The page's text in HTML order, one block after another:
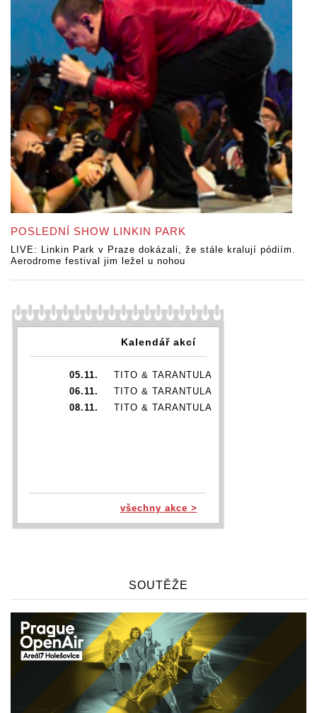
POSLEDNÍ SHOW LINKIN PARK
LIVE: Linkin Park v Praze dokázali, že stále kralují pódiím.
Aerodrome festival jim ležel u nohou
Kalendář akcí
05.11.
TITO & TARANTULA
06.11.
TITO & TARANTULA
08.11.
TITO & TARANTULA
všechny akce >
SOUTĚŽE